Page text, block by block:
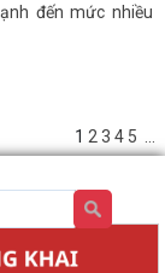
đến mức nhiều
1 2 3 4 5